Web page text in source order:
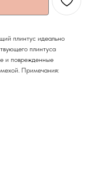
плинтус идеально
плинтуса
и поврежденные
Примечания: